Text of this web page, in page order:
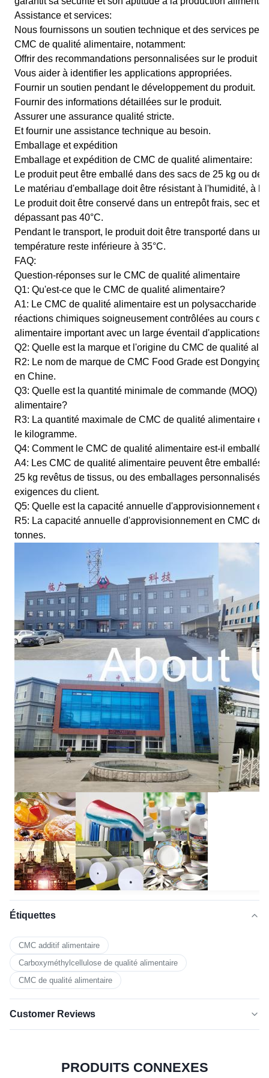
Assistance et services:
Nous fournissons un soutien technique et des services
CMC de qualité alimentaire, notamment:
Offrir des recommandations personnalisées sur le produit
Vous aider à identifier les applications appropriées.
Fournir un soutien pendant le développement du produit.
Fournir des informations détaillées sur le produit.
Assurer une assurance qualité stricte.
Et fournir une assistance technique au besoin.
Emballage et expédition
Emballage et expédition de CMC de qualité alimentaire:
Le produit peut être emballé dans des sacs de 25 kg ou
Le matériau d'emballage doit être résistant à l'humidité, à
Le produit doit être conservé dans un entrepôt frais, sec et
dépassant pas 40°C.
Pendant le transport, le produit doit être transporté dans un
température reste inférieure à 35°C.
FAQ:
Question-réponses sur le CMC de qualité alimentaire
Q1: Qu'est-ce que le CMC de qualité alimentaire?
A1: Le CMC de qualité alimentaire est un polysaccharide
réactions chimiques soigneusement contrôlées au cours
alimentaire important avec un large éventail d'applications
Q2: Quelle est la marque et l'origine du CMC de qualité
R2: Le nom de marque de CMC Food Grade est Dongying
en Chine.
Q3: Quelle est la quantité minimale de commande (MOQ)
alimentaire?
R3: La quantité maximale de CMC de qualité alimentaire
le kilogramme.
Q4: Comment le CMC de qualité alimentaire est-il emballé?
A4: Les CMC de qualité alimentaire peuvent être emballés
25 kg revêtus de tissus, ou des emballages personnalisés
exigences du client.
Q5: Quelle est la capacité annuelle d'approvisionnement
R5: La capacité annuelle d'approvisionnement en CMC de
tonnes.
Étiquettes
CMC additif alimentaire
Carboxyméthylcellulose de qualité alimentaire
CMC de qualité alimentaire
Customer Reviews
PRODUITS CONNEXES